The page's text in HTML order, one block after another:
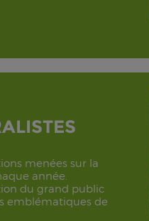
menées sur la
année.
du grand public
emblématiques de